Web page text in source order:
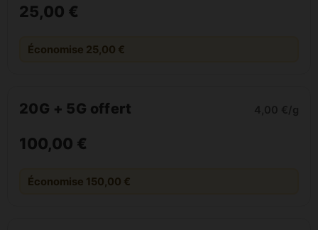
25,00 €
Économise 25,00 €
20G + 5G offert
100,00 €
Économise 150,00 €